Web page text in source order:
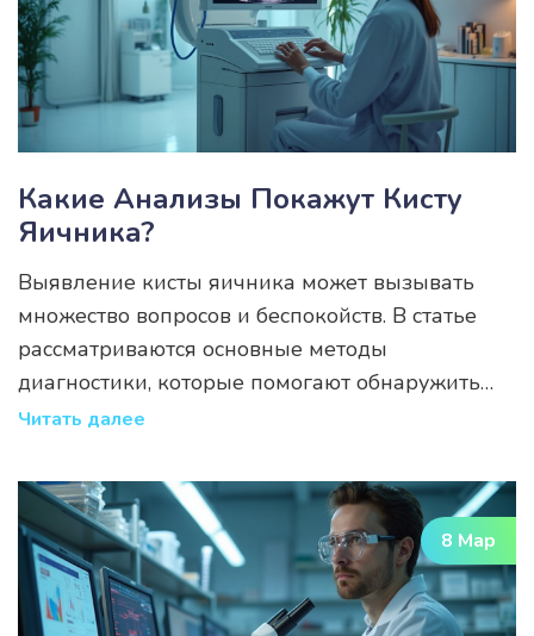
Какие Анализы Покажут Кисту
Яичника?
Выявление кисты яичника может вызывать
множество вопросов и беспокойств. В статье
рассматриваются основные методы
диагностики, которые помогают обнаружить
кисту яичника. Узнайте, какие анализы могут
Полезные советы помогут подготовиться к
обследованию и снизить уровень стресса.
Читать далее
8 Мар